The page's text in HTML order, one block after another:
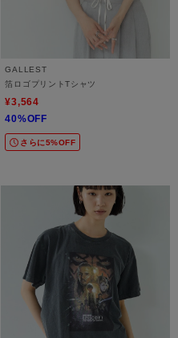
GALLEST
箔ロゴプリントTシャツ
¥3,564
40%OFF
さらに5%OFF